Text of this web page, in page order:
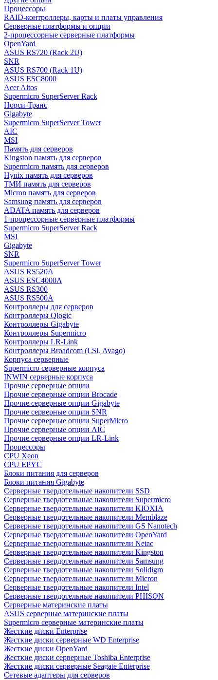
Процессоры
RAID-контроллеры, карты и платы управления
Серверные платформы и опции
2-процессорные серверные платформы
OpenYard
ASUS RS720 (Rack 2U)
SNR
ASUS RS700 (Rack 1U)
ASUS ESC8000
Acer Altos
Supermicro SuperServer Rack
Норси-Транс
Gigabyte
Supermicro SuperServer Tower
AIC
MSI
Память для серверов
Kingston память для серверов
Supermicro память для серверов
Hynix память для серверов
ТМИ память для серверов
Micron память для серверов
Samsung память для серверов
ADATA память для серверов
1-процессорные серверные платформы
Supermicro SuperServer Rack
MSI
Gigabyte
SNR
Supermicro SuperServer Tower
ASUS RS520A
ASUS ESC4000A
ASUS RS300
ASUS RS500A
Контроллеры для серверов
Контроллеры Qlogic
Контроллеры Gigabyte
Контроллеры Supermicro
Контроллеры LR-Link
Контроллеры Broadcom (LSI, Avago)
Корпуса серверные
Supermicro серверные корпуса
INWIN серверные корпуса
Прочие серверные опции
Прочие серверные опции Brocade
Прочие серверные опции Gigabyte
Прочие серверные опции SNR
Прочие серверные опции SuperMicro
Прочие серверные опции AIC
Прочие серверные опции LR-Link
Процессоры
CPU Xeon
CPU EPYC
Блоки питания для серверов
Блоки питания Gigabyte
Серверные твердотельные накопители SSD
Cерверные твердотельные накопители Supermicro
Cерверные твердотельные накопители KIOXIA
Cерверные твердотельные накопители Memblaze
Cерверные твердотельные накопители GS Nanotech
Серверные твердотельные накопители OpenYard
Серверные твердотельные накопители Netac
Cерверные твердотельные накопители Kingston
Cерверные твердотельные накопители Samsung
Cерверные твердотельные накопители Solidigm
Cерверные твердотельные накопители Micron
Cерверные твердотельные накопители Intel
Cерверные твердотельные накопители PHISON
Серверные материнские платы
ASUS серверные материнские платы
Supermicro серверные материнские платы
Жесткие диски Enterprise
Жесткие диски серверные WD Enterprise
Жесткие диски OpenYard
Жесткие диски серверные Toshiba Enterprise
Жесткие диски серверные Seagate Enterprise
Сетевые адаптеры для серверов